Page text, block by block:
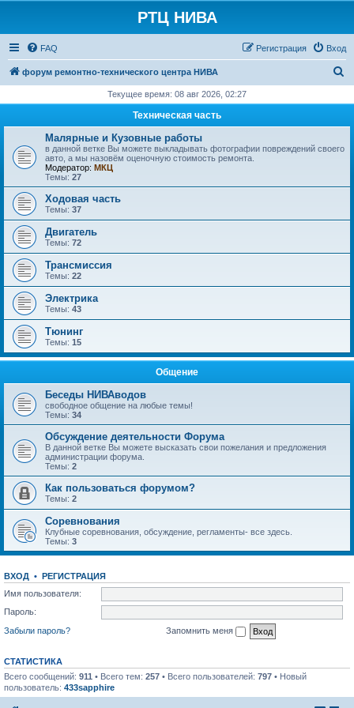
РТЦ НИВА
FAQ Вход
Регистрация
форум ремонтно-технического центра НИВА
с
Текущее время: 08 авг 2026, 02:27
Техническая часть
Малярные и Кузовные работы
в данной ветке Вы можете выкладывать фотографии повреждений своего
авто, а мы назовём оценочную стоимость ремонта.
Модератор: МКЦ
Темы: 27
Ходовая часть
Темы: 37
Двигатель
Темы: 72
Трансмиссия
Темы: 22
Электрика
Темы: 43
Тюнинг
Темы: 15
Общение
Беседы НИВАводов
свободное общение на любые темы!
Темы: 34
Обсуждение деятельности Форума
В данной ветке Вы можете высказать свои пожелания и предложения
администрации форума.
Темы: 2
Как пользоваться форумом?
Темы: 2
Соревнования
Клубные соревнования, обсуждение, регламенты- все здесь.
Темы: 3
ВХОД • РЕГИСТРАЦИЯ
Имя пользователя:
Пароль:
Забыли пароль?
Запомнить меня
СТАТИСТИКА
Всего сообщений: 911 • Всего тем: 257 • Всего пользователей: 797 • Новый
пользователь: 433sapphire